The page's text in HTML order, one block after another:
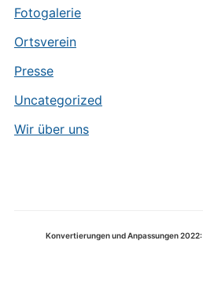
Fotogalerie
Ortsverein
Presse
Uncategorized
Wir über uns
Konvertierungen und Anpassungen 2022: